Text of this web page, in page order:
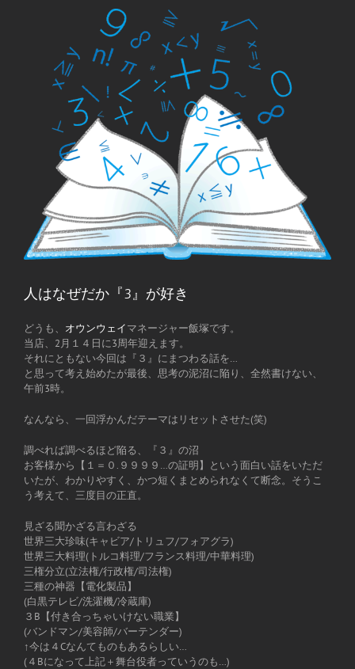
人はなぜだか『3』が好き
どうも、 オウンウェイマネージャー飯塚です。
当店、2月１４日に3周年迎えます。
それにともない今回は『３』にまつわる話を…
と思って考え始めたが最後、思考の泥沼に陥り、全然書けない、
午前3時。
なんなら、一回浮かんだテーマはリセットさせた(笑)
調べれば調べるほど陥る、『３』の沼
お客様から【１＝０.９９９９…の証明】という面白い話をいただ
いたが、わかりやすく、かつ短くまとめられなくて断念。そうこ
う考えて、三度目の正直。
見ざる聞かざる言わざる
世界三大珍味(キャビア/トリュフ/フォアグラ)
世界三大料理(トルコ料理/フランス料理/中華料理)
三権分立(立法権/行政権/司法権)
三種の神器【電化製品】
(白黒テレビ/洗濯機/冷蔵庫)
３B【付き合っちゃいけない職業】
(バンドマン/美容師/バーテンダー)
↑今は４Cなんてものもあるらしい…
(４Bになって上記＋舞台役者っていうのも…)